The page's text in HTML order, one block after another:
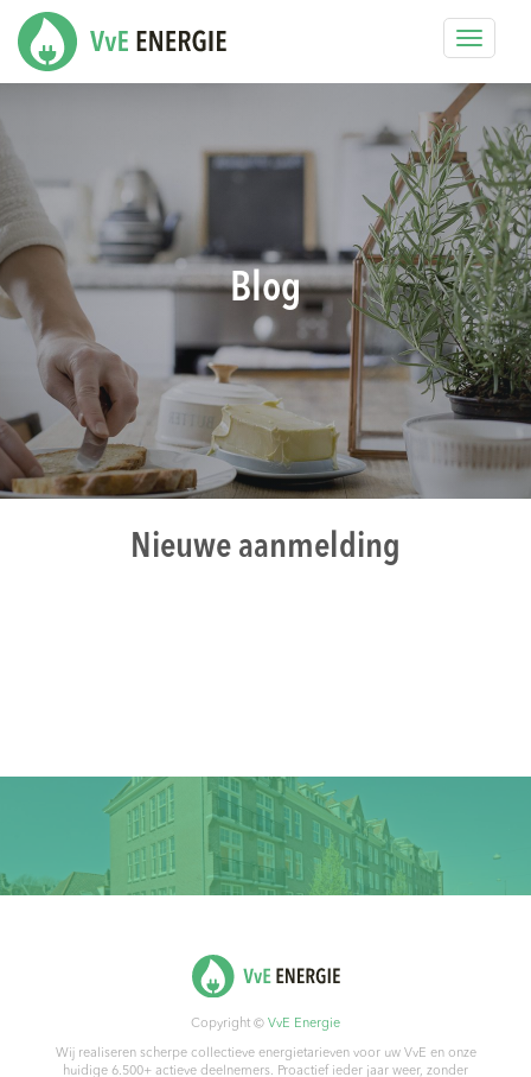
Toggle
Blog
Nieuwe aanmelding
Copyright © VvE Energie
Wij realiseren scherpe collectieve energietarieven voor uw VvE en onze
huidige 6.500+ actieve deelnemers. Proactief ieder jaar weer, zonder